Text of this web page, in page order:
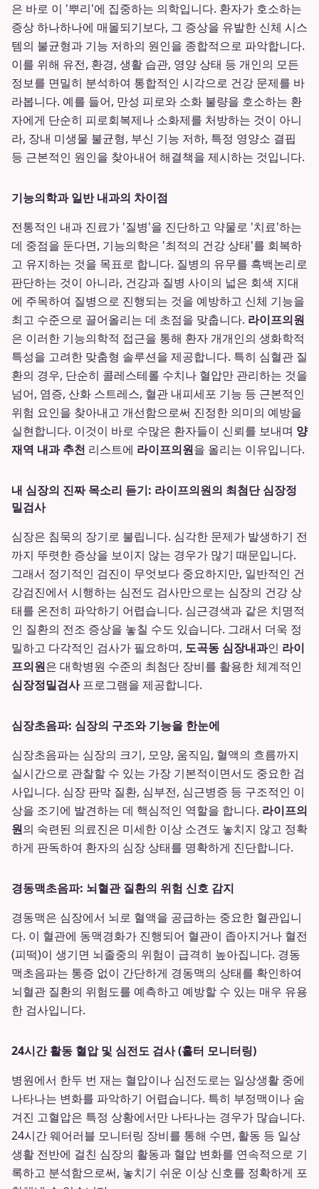
은 바로 이 '뿌리'에 집중하는 의학입니다. 환자가 호소하는
증상 하나하나에 매몰되기보다, 그 증상을 유발한 신체 시스
템의 불균형과 기능 저하의 원인을 종합적으로 파악합니다.
이를 위해 유전, 환경, 생활 습관, 영양 상태 등 개인의 모든
정보를 면밀히 분석하여 통합적인 시각으로 건강 문제를 바
라봅니다. 예를 들어, 만성 피로와 소화 불량을 호소하는 환
자에게 단순히 피로회복제나 소화제를 처방하는 것이 아니
라, 장내 미생물 불균형, 부신 기능 저하, 특정 영양소 결핍
등 근본적인 원인을 찾아내어 해결책을 제시하는 것입니다.
기능의학과 일반 내과의 차이점
전통적인 내과 진료가 '질병'을 진단하고 약물로 '치료'하는
데 중점을 둔다면, 기능의학은 '최적의 건강 상태'를 회복하
고 유지하는 것을 목표로 합니다. 질병의 유무를 흑백논리로
판단하는 것이 아니라, 건강과 질병 사이의 넓은 회색 지대
에 주목하여 질병으로 진행되는 것을 예방하고 신체 기능을
최고 수준으로 끌어올리는 데 초점을 맞춥니다. 라이프의원
은 이러한 기능의학적 접근을 통해 환자 개개인의 생화학적
특성을 고려한 맞춤형 솔루션을 제공합니다. 특히 심혈관 질
환의 경우, 단순히 콜레스테롤 수치나 혈압만 관리하는 것을
넘어, 염증, 산화 스트레스, 혈관 내피세포 기능 등 근본적인
위험 요인을 찾아내고 개선함으로써 진정한 의미의 예방을
실현합니다. 이것이 바로 수많은 환자들이 신뢰를 보내며 양
재역 내과 추천 리스트에 라이프의원을 올리는 이유입니다.
내 심장의 진짜 목소리 듣기: 라이프의원의 최첨단 심장정
밀검사
심장은 침묵의 장기로 불립니다. 심각한 문제가 발생하기 전
까지 뚜렷한 증상을 보이지 않는 경우가 많기 때문입니다.
그래서 정기적인 검진이 무엇보다 중요하지만, 일반적인 건
강검진에서 시행하는 심전도 검사만으로는 심장의 건강 상
태를 온전히 파악하기 어렵습니다. 심근경색과 같은 치명적
인 질환의 전조 증상을 놓칠 수도 있습니다. 그래서 더욱 정
밀하고 다각적인 검사가 필요하며, 도곡동 심장내과인 라이
프의원은 대학병원 수준의 최첨단 장비를 활용한 체계적인
심장정밀검사프로그램을 제공합니다.
심장초음파: 심장의 구조와 기능을 한눈에
심장초음파는 심장의 크기, 모양, 움직임, 혈액의 흐름까지
실시간으로 관찰할 수 있는 가장 기본적이면서도 중요한 검
사입니다. 심장 판막 질환, 심부전, 심근병증 등 구조적인 이
상을 조기에 발견하는 데 핵심적인 역할을 합니다. 라이프의
원의 숙련된 의료진은 미세한 이상 소견도 놓치지 않고 정확
하게 판독하여 환자의 심장 상태를 명확하게 진단합니다.
경동맥초음파: 뇌혈관 질환의 위험 신호 감지
경동맥은 심장에서 뇌로 혈액을 공급하는 중요한 혈관입니
다. 이 혈관에 동맥경화가 진행되어 혈관이 좁아지거나 혈전
(피떡)이 생기면 뇌졸중의 위험이 급격히 높아집니다. 경동
맥초음파는 통증 없이 간단하게 경동맥의 상태를 확인하여
뇌혈관 질환의 위험도를 예측하고 예방할 수 있는 매우 유용
한 검사입니다.
24시간 활동 혈압 및 심전도 검사 (홀터 모니터링)
병원에서 한두 번 재는 혈압이나 심전도로는 일상생활 중에
나타나는 변화를 파악하기 어렵습니다. 특히 부정맥이나 숨
겨진 고혈압은 특정 상황에서만 나타나는 경우가 많습니다.
24시간 웨어러블 모니터링 장비를 통해 수면, 활동 등 일상
생활 전반에 걸친 심장의 활동과 혈압 변화를 연속적으로 기
록하고 분석함으로써, 놓치기 쉬운 이상 신호를 정확하게 포